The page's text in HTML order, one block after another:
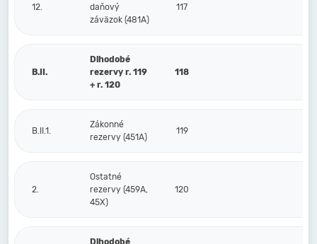
12.
daňový
záväzok (481A)
117
B.II.
Dlhodobé
rezervy r. 119
+ r. 120
118
B.II.1.
Zákonné
rezervy (451A)
119
2.
Ostatné
rezervy (459A,
45X)
120
Dlhodobé